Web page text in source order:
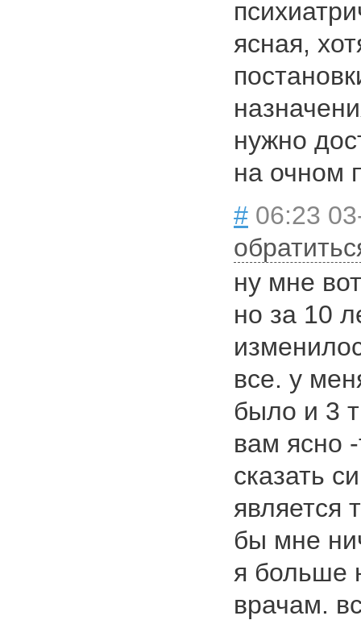
ясная,
нужно
на очном
# 06:23
ну мне
но за 10
все. у
было и 3
вам ясно
сказать
является
бы мне
я больше
врачам.